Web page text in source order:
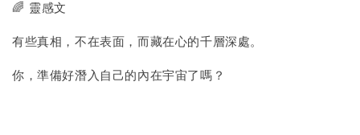
🌈 靈感文
有些真相，不在表面，而藏在心的千層深處。
你，準備好潛入自己的內在宇宙了嗎？